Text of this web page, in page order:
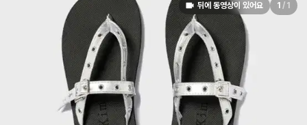
뒤에 동영상이 있어요 1 / 1